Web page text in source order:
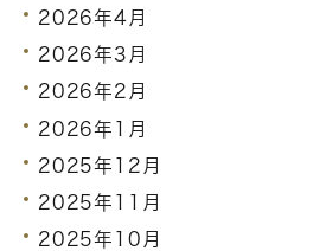
2026年4月
2026年3月
2026年2月
2026年1月
2025年12月
2025年11月
2025年10月